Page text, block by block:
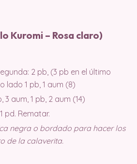
Kuromi – Rosa claro)
2 pb, (3 pb en el último
lado 1 pb, 1 aum (8)
3 aum, 1 pb, 2 aum (14)
pd. Rematar.
negra o bordado para hacer los
de la calaverita.